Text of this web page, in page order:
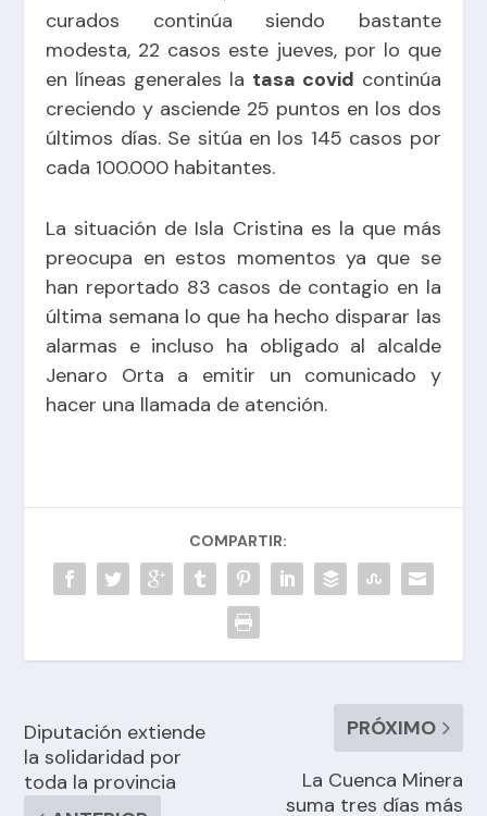
curados continúa siendo bastante
modesta, 22 casos este jueves, por lo que
en líneas generales la tasa covid continúa
creciendo y asciende 25 puntos en los dos
últimos días. Se sitúa en los 145 casos por
cada 100.000 habitantes.
La situación de Isla Cristina es la que más
preocupa en estos momentos ya que se
han reportado 83 casos de contagio en la
última semana lo que ha hecho disparar las
alarmas e incluso ha obligado al alcalde
Jenaro Orta a emitir un comunicado y
hacer una llamada de atención.
COMPARTIR:
Diputación extiende
la solidaridad por
toda la provincia
PRÓXIMO
La Cuenca Minera
suma tres días más